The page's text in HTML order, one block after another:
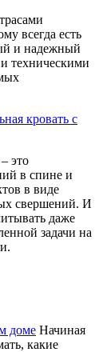
всегда есть
и надежный
техническими
кровать с
это
в спине и
в виде
свершений. И
даже
задачи на
доме Начиная
какие